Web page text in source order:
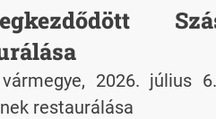
vármegye, 2026. július
restaurálása